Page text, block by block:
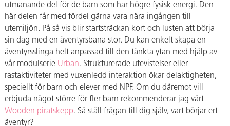
utmanande del för de barn som har högre fysisk energi. Den
här delen får med fördel gärna vara nära ingången till
utemiljön. På så vis blir startsträckan kort och lusten att börja
sin dag med en äventyrsbana stor. Du kan enkelt skapa en
äventyrsslinga helt anpassad till den tänkta ytan med hjälp av
vår modulserie Urban. Strukturerade utevistelser eller
rastaktiviteter med vuxenledd interaktion ökar delaktigheten,
speciellt för barn och elever med NPF. Om du däremot vill
erbjuda något större för fler barn rekommenderar jag vårt
Wooden piratskepp. Så ställ frågan till dig själv, vart börjar ert
äventyr?